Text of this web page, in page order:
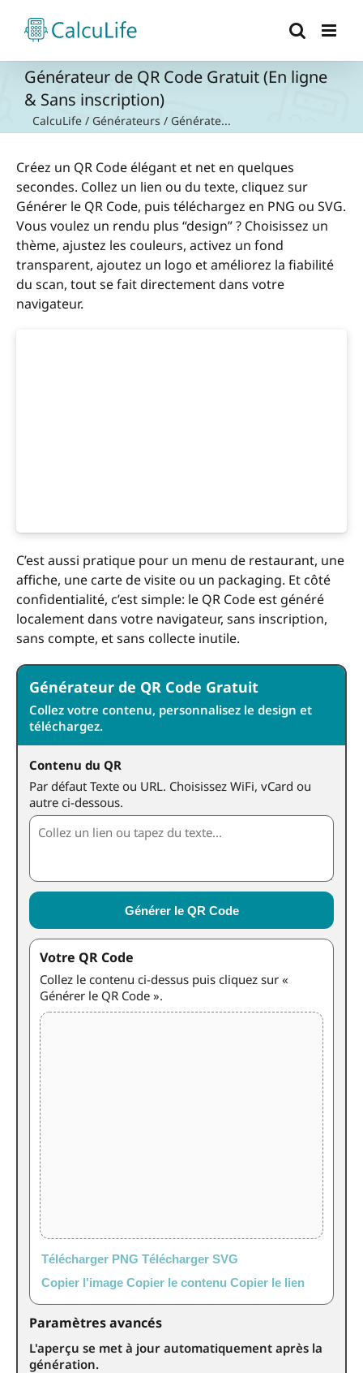
contenu
Générateur de QR Code Gratuit (En ligne
& Sans inscription)
CalcuLife / Générateurs / Générate...
Créez un QR Code élégant et net en quelques
secondes. Collez un lien ou du texte, cliquez sur
Générer le QR Code, puis téléchargez en PNG ou SVG.
Vous voulez un rendu plus “design” ? Choisissez un
thème, ajustez les couleurs, activez un fond
transparent, ajoutez un logo et améliorez la fiabilité
du scan, tout se fait directement dans votre
navigateur.
C’est aussi pratique pour un menu de restaurant, une
affiche, une carte de visite ou un packaging. Et côté
confidentialité, c’est simple: le QR Code est généré
localement dans votre navigateur, sans inscription,
sans compte, et sans collecte inutile.
Générateur de QR Code Gratuit
Collez votre contenu, personnalisez le design et
téléchargez.
Contenu du QR
Par défaut Texte ou URL. Choisissez WiFi, vCard ou
autre ci-dessous.
Générer le QR Code
Votre QR Code
Collez le contenu ci-dessus puis cliquez sur «
Générer le QR Code ».
Télécharger PNG Télécharger SVG
Copier l'image Copier le contenu Copier le lien
Paramètres avancés
L'aperçu se met à jour automatiquement après la
génération.